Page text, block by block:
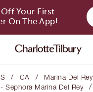
Off Your First
On The App!
/ CA / Marina Del Rey
Sephora Marina Del Rey /